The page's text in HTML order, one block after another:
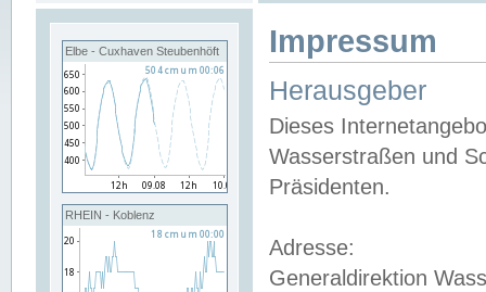
Elbe - Cuxhaven Steubenhöft
RHEIN - Koblenz
Impressum
Herausgeber
Dieses
Wasserstraßen und
Präsidenten.
Adresse:
Generaldirektion